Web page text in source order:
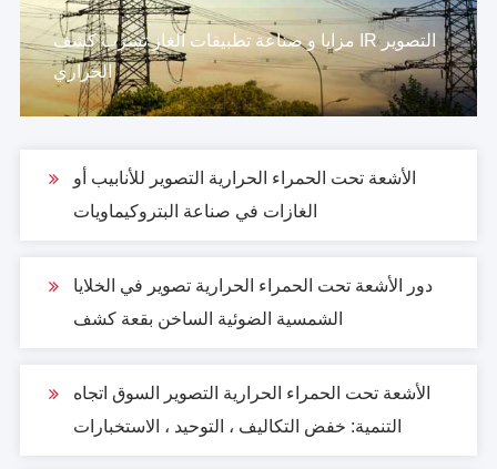
مزايا و صناعة تطبيقات الغاز تسرب كشف IR التصوير
الحراري
الأشعة تحت الحمراء الحرارية التصوير للأنابيب أو
الغازات في صناعة البتروكيماويات
دور الأشعة تحت الحمراء الحرارية تصوير في الخلايا
الشمسية الضوئية الساخن بقعة كشف
الأشعة تحت الحمراء الحرارية التصوير السوق اتجاه
التنمية: خفض التكاليف ، التوحيد ، الاستخبارات